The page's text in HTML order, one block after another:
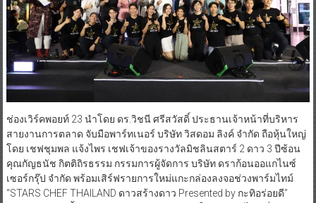
ช่องเวิร์คพอยท์ 23 นำโดย ดร.วิชนี ศรีสวัสดิ์ ประธานเจ้าหน้าที่บริหาร
สายงานการตลาด จับมือพาร์ทเนอร์ บริษัท วิสดอม ลิงค์ จำกัด ถือหุ้นใหญ่
โดย เชฟชุมพล แจ้งไพร เชฟเจ้าของรางวัลมิชลินสตาร์ 2 ดาว 3 ปีซ้อน
คุณกัญธนัช กิตติถิรธรรม กรรมการผู้จัดการ บริษัท ดราก้อนออแกไนซ์
เซอร์กรุ๊ป จำกัด พร้อมเสิร์ฟรายการใหม่แกะกล่องลงจอช่วงพาร์มไทม์
“STARS CHEF THAILAND ดาวสร้างดาว Presented by กะทิอร่อยดี”